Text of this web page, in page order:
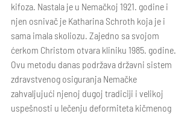
kifoza. Nastala je u Nemačkoj 1921. godine i
njen osnivač je Katharina Schroth koja je i
sama imala skoliozu. Zajedno sa svojom
ćerkom Christom otvara kliniku 1985. godine.
Ovu metodu danas podržava državni sistem
zdravstvenog osiguranja Nemačke
zahvaljujući njenoj dugoj tradiciji i velikoj
uspešnosti u lečenju deformiteta kičmenog